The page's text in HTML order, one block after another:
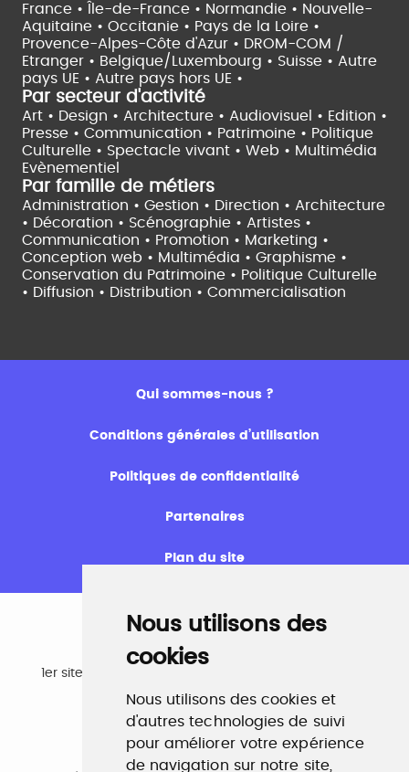
Nous utilisons des
cookies
Nous utilisons des cookies et
d'autres technologies de suivi
pour améliorer votre expérience
de navigation sur notre site,
France •
Île-de-France • Normandie • Nouvelle-
Aquitaine • Occitanie • Pays de la Loire •
Provence-Alpes-Côte d'Azur • DROM-COM /
Etranger • Belgique/Luxembourg • Suisse • Autre
pays UE • Autre pays hors UE •
Par secteur d'activité
Art • Design • Architecture • Audiovisuel • Edition •
Presse • Communication • Patrimoine • Politique
Culturelle • Spectacle vivant • Web • Multimédia
Evènementiel
Par famille de métiers
Administration • Gestion • Direction • Architecture
• Décoration • Scénographie • Artistes •
Communication • Promotion • Marketing •
Conception web • Multimédia • Graphisme •
Conservation du Patrimoine • Politique Culturelle
• Diffusion • Distribution • Commercialisation
Qui sommes-nous ?
Conditions générales d’utilisation
Politiques de confidentialité
Partenaires
Plan du site
Emploi
1er site emploi du secteur culturel 784.000 visites et
www.profilculture.com
Formation